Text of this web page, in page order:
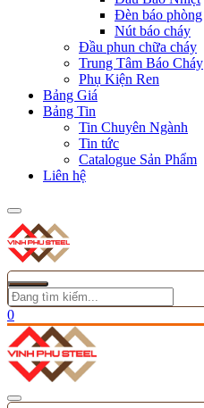
Đèn báo phòng
Nút báo cháy
Đầu phun chữa cháy
Trung Tâm Báo Cháy
Phụ Kiện Ren
Bảng Giá
Bảng Tin
Tin Chuyên Ngành
Tin tức
Catalogue Sản Phẩm
Liên hệ
0